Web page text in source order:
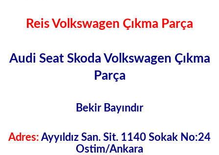
Reis Volkswagen Çıkma Parça
Audi Seat Skoda Volkswagen Çıkma
Parça
Bekir Bayındır
Adres: Ayyıldız San. Sit. 1140 Sokak No:24
Ostim/Ankara